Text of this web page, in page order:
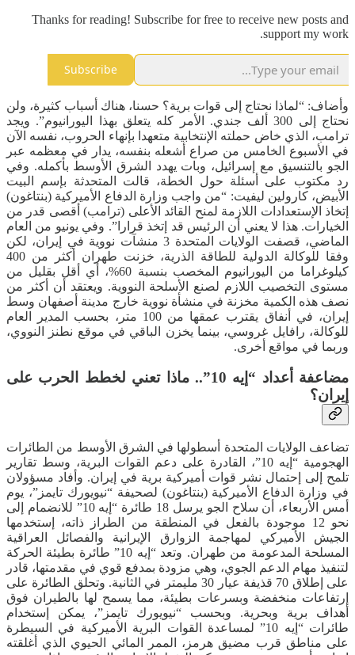
Thanks for reading! Subscribe for free to receive new posts and
support my work.
Subscribe
وأضاف: “لماذا نحتاج إلى قوات برية؟ حسنا، هناك أسباب كثيرة، ولن
نحتاج إلى 300 ألف جندي. الأمر كله يتعلق بهذا اليورانيوم”. ويجد
ترامب، الذي خاض حملته الإنتخابية متعهدا بإنهاء الحروب، نفسه الآن
في الأسبوع الخامس من صراع أشعله بنفسه، يدار في معظمه عبر
الجو بالتنسيق مع إسرائيل، وبات يهدد الشرق الأوسط بأكمله. وفي
رد مكتوب على أسئلة حول الخطة، قالت المتحدثة بإسم البيت
الأبيض، كارولين ليفيت: “من واجب وزارة الدفاع الأميركية (بنتاغون)
إتخاذ الإستعدادات اللازمة لمنح القائد الأعلى (ترامب) أقصى قدر من
الخيارات. هذا لا يعني أن الرئيس قد إتخذ قرارا”. وفي يونيو من العام
الماضي، قصفت الولايات المتحدة 3 منشآت نووية في إيران، لكن
وفقا للوكالة الدولية للطاقة الذرية، خزنت طهران أكثر من 400
كيلوغراما من اليورانيوم المخصب بنسبة 60%، أي أقل بقليل من
مستوى التخصيب اللازم لصنع الأسلحة النووية. ويعتقد أن أكثر من
نصف هذه الكمية مخزنة في منشأة نووية خارج مدينة أصفهان وسط
إيران، في أنفاق يقترب عمقها من 100 متر، بحسب المدير العام
للوكالة، رافايل غروسي، بينما يخزن الباقي في موقع نطنز النووي،
وربما في مواقع أخرى.
مضاعفة أعداد “إيه 10”.. ماذا تعني لخطط الحرب على
إيران؟
تضاعف الولايات المتحدة أسطولها في الشرق الأوسط من الطائرات
الهجومية “إيه 10”، القادرة على دعم القوات البرية، وسط تقارير
تلمح إلى إحتمال نشر قوات أميركية برية في إيران. وأفاد مسؤولان
في وزارة الدفاع الأميركية (بنتاغون) لصحيفة “نيويورك تايمز”، يوم
أمس الأربعاء، أن سلاح الجو يرسل 18 طائرة “إيه 10” للانضمام إلى
نحو 12 موجودة بالفعل في المنطقة من الطراز ذاته، إستخدمها
الجيش الأميركي لمهاجمة الزوارق الإيرانية والفصائل العراقية
المسلحة المدعومة من طهران. وتعد “إيه 10” طائرة بطيئة الحركة
لتنفيذ مهام الدعم الجوي، وهي مزودة بمدفع قوي في مقدمتها، قادر
على إطلاق 70 قذيفة عيار 30 مليمتر في الثانية. وتحلق الطائرة على
إرتفاعات منخفضة وبسرعات بطيئة، مما يسمح لها بالطيران فوق
أهداف برية وبحرية. وبحسب “نيويورك تايمز”، يمكن إستخدام
طائرات “إيه 10” لمساعدة القوات البرية الأميركية في السيطرة
على مناطق قرب مضيق هرمز، الممر المائي الحيوي الذي أغلقته